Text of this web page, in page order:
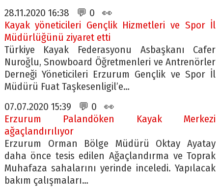
28.11.2020 16:38 💬 0 👀
Kayak yöneticileri Gençlik Hizmetleri ve Spor İl
Müdürlüğünü ziyaret etti
Türkiye Kayak Federasyonu Asbaşkanı Cafer
Nuroğlu, Snowboard Öğretmenleri ve Antrenörler
Derneği Yöneticileri Erzurum Gençlik ve Spor İl
Müdürü Fuat Taşkesenligil’e…
07.07.2020 15:39 💬 0 👀
Erzurum Palandöken Kayak Merkezi
ağaçlandırılıyor
Erzurum Orman Bölge Müdürü Oktay Ayatay
daha önce tesis edilen Ağaçlandırma ve Toprak
Muhafaza sahalarını yerinde inceledi. Yapılacak
bakım çalışmaları…